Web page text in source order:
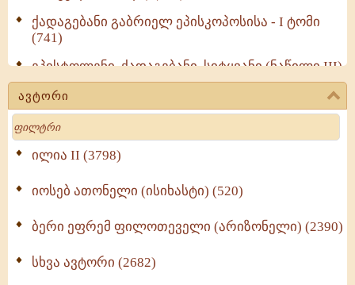
ქადაგებანი გაბრიელ ეპისკოპოსისა - I ტომი
(741)
ეპისტოლენი, ქადაგებანი, სიტყვანი (ნაწილი III)
(723)
მოძღვრის ძალზე სასარგებლო რჩევები
მრევლისათვის (545)
Wisdomge (514)
ქადაგებანი გაბრიელ ეპისკოპოსისა - II ტომი
სულიერი ცხოვრების სახელმძღვანელო -
ნაწილი II (369)
ავტორი
Search
ილია II (3798)
იოსებ ათონელი (ისიხასტი) (520)
ბერი ეფრემ ფილოთეველი (არიზონელი) (2390)
სხვა ავტორი (2682)